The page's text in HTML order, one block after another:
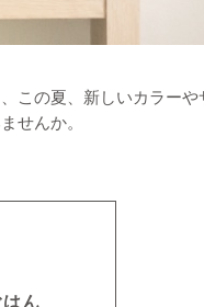
この夏、新しいカラーや
せんか。
ん